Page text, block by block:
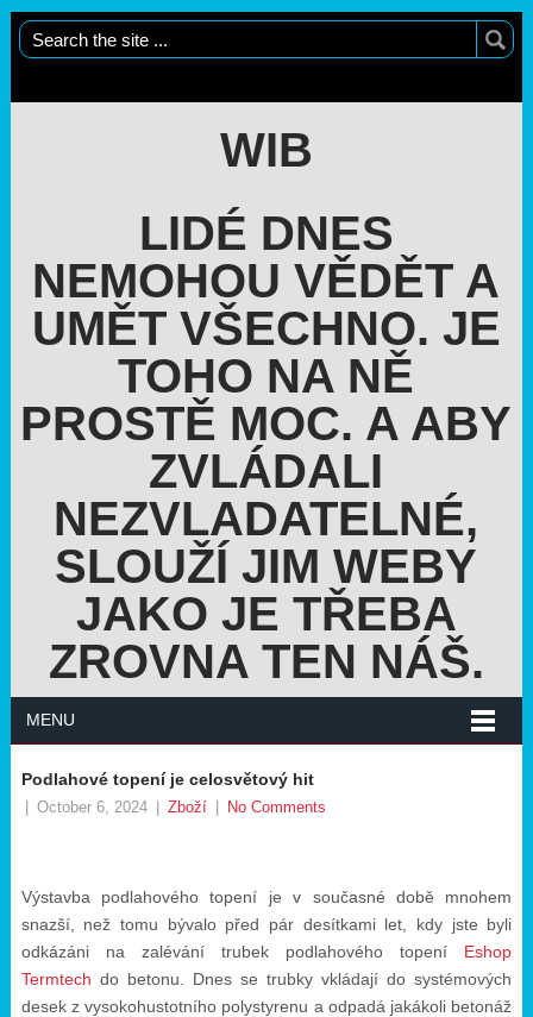
WIB
LIDÉ DNES
NEMOHOU VĚDĚT A
UMĚT VŠECHNO. JE
TOHO NA NĚ
PROSTĚ MOC. A ABY
ZVLÁDALI
NEZVLADATELNÉ,
SLOUŽÍ JIM WEBY
JAKO JE TŘEBA
ZROVNA TEN NÁŠ.
MENU
Podlahové topení je celosvětový hit
October 6, 2024 Zboží No Comments
Výstavba podlahového topení je v současné době mnohem
snazší, než tomu bývalo před pár desítkami let, kdy jste byli
odkázáni na zalévání trubek podlahového topení Eshop
Termtech do betonu. Dnes se trubky vkládají do systémových
desek z vysokohustotního polystyrenu a odpadá jakákoli betonáž